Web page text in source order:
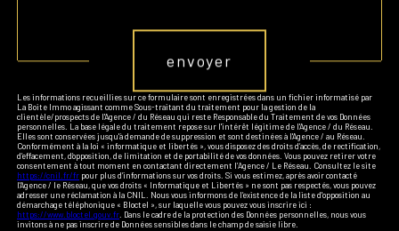
envoyer
Les informations recueillies sur ce formulaire sont enregistrées dans un fichier informatisé par
La Boite Immo agissant comme Sous-traitant du traitement pour la gestion de la
clientèle/prospects de l'Agence / du Réseau qui reste Responsable du Traitement de vos Données
personnelles. La base légale du traitement repose sur l'intérêt légitime de l'Agence / du Réseau.
Elles sont conservées jusqu'à demande de suppression et sont destinées à l'Agence / au Réseau.
Conformément à la loi « informatique et libertés », vous disposez des droits d’accès, de rectification,
d’effacement, d’opposition, de limitation et de portabilité de vos données. Vous pouvez retirer votre
consentement à tout moment en contactant directement l’Agence / Le Réseau. Consultez le site
https://cnil.fr/fr pour plus d’informations sur vos droits. Si vous estimez, après avoir contacté
l'Agence / le Réseau, que vos droits « Informatique et Libertés » ne sont pas respectés, vous pouvez
adresser une réclamation à la CNIL. Nous vous informons de l’existence de la liste d'opposition au
démarchage téléphonique « Bloctel », sur laquelle vous pouvez vous inscrire ici :
https://www.bloctel.gouv.fr. Dans le cadre de la protection des Données personnelles, nous vous
invitons à ne pas inscrire de Données sensibles dans le champ de saisie libre.